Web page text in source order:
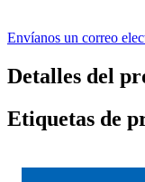
Envíanos un correo
Detalles del
Etiquetas de